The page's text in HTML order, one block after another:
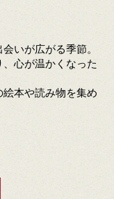
いが広がる季節。
心が温かくなった
本や読み物を集め